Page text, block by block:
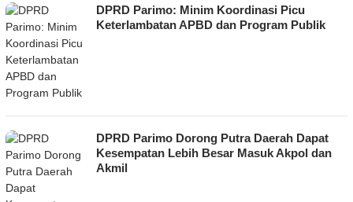
DPRD Parimo: Minim Koordinasi Picu
Keterlambatan APBD dan Program Publik
DPRD Parimo Dorong Putra Daerah Dapat
Kesempatan Lebih Besar Masuk Akpol dan
Akmil